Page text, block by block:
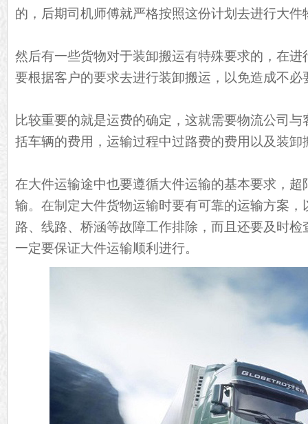
的，后期司机师傅就严格按照这份计划去进行大件
然后有一些货物对于装卸搬运有特殊要求的，在
要根据客户的要求去进行装卸搬运，以免造成不必
比较重要的就是运费的确定，这就需要物流公司
括车辆的费用，运输过程中过路费的费用以及装卸
在大件运输途中也要遵循大件运输的基本要求，
输。在制定大件货物运输时要有可靠的运输方案
路、线路、桥涵等故障工作排除，而且还要及时
一定要保证大件运输顺利进行。